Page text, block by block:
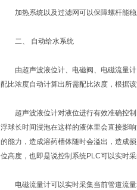
加热系统以及过滤网可以保障螺杆能稳
二、 自动给水系统
由超声波液位计、电磁阀、电磁流量计
配比浓度自动计算出所需配比浓度，根据
超声波液位计对液位进行有效准确控制
浮球长时间浸泡在这样的液体里会直接影
的能力，造成溶药槽体随时会溢出，造成
位高度，也即是说控制系统PLC可以实时
电磁流量计可以实时采集当前管道流量